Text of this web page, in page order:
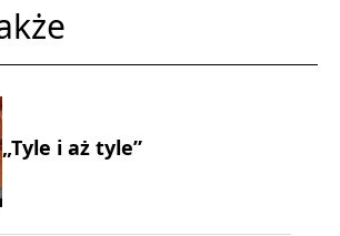
„Tyle i aż tyle”